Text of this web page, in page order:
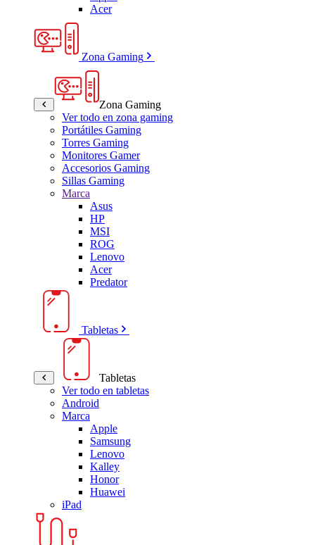
Acer
Zona Gaming
Zona Gaming
Ver todo en zona gaming
Portátiles Gaming
Torres Gaming
Monitores Gamer
Accesorios Gaming
Sillas Gaming
Marca
Asus
HP
MSI
ROG
Lenovo
Acer
Predator
Tabletas
Tabletas
Ver todo en tabletas
Android
Marca
Apple
Samsung
Lenovo
Kalley
Honor
Huawei
iPad